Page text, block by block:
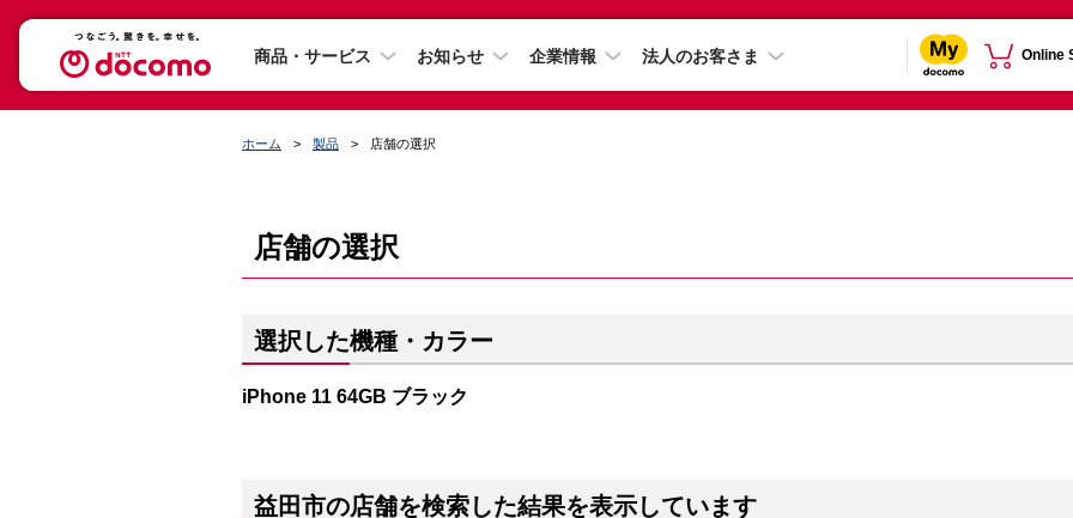
商品・サービス お知らせ 企業情報 法人のお客さま Online
ホーム 製品 店舗の選択
店舗の選択
選択した機種・カラー
iPhone 11 64GB ブラック
益田市の店舗を検索した結果を表示しています